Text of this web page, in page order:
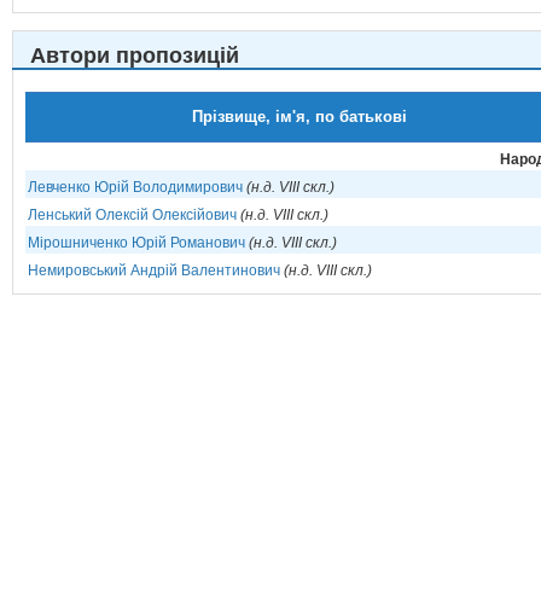
Автори пропозицій
Прізвище, ім'я, по батькові
Левченко Юрій Володимирович (н.д. VIII скл.)
Ленський Олексій Олексійович (н.д. VIII скл.)
Мірошниченко Юрій Романович (н.д. VIII скл.)
Немировський Андрій Валентинович (н.д. VIII скл.)